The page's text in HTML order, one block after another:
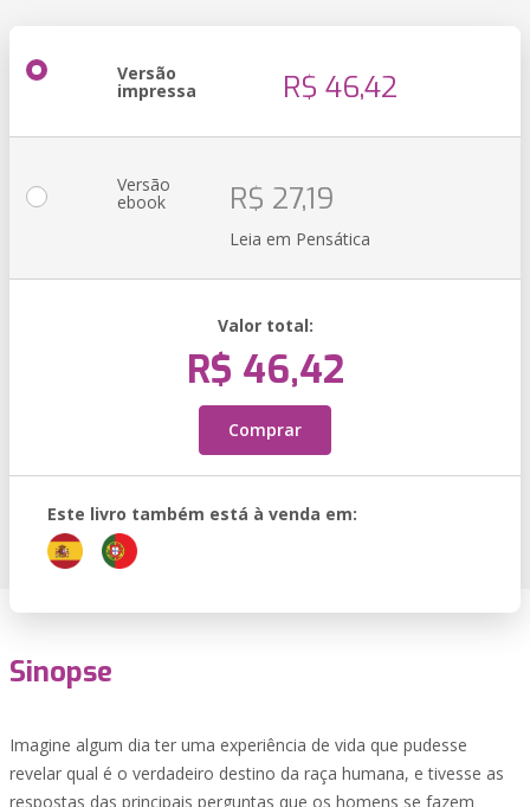
Versão
impressa R$ 46,42
Versão
ebook R$ 27,19
Leia em Pensática
Valor total:
R$ 46,42
Comprar
Este livro também está à venda em:
Sinopse
Imagine algum dia ter uma experiência de vida que pudesse
revelar qual é o verdadeiro destino da raça humana, e tivesse as
respostas das principais perguntas que os homens se fazem